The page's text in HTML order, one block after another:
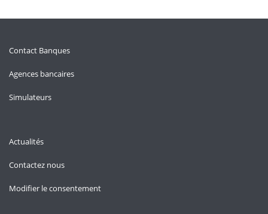
Contact Banques
Agences bancaires
Simulateurs
Actualités
Contactez nous
Modifier le consentement